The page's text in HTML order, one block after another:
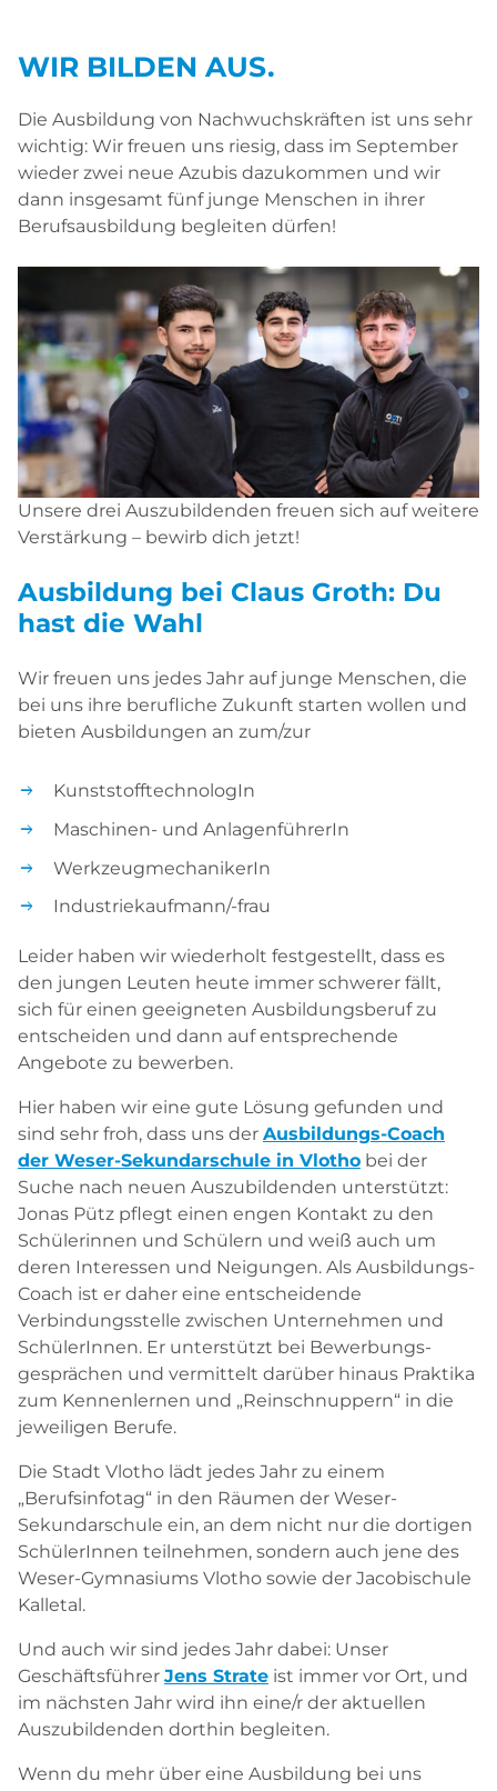
WIR BILDEN AUS.
Die Ausbildung von Nachwuchskräften ist uns sehr
wichtig: Wir freuen uns riesig, dass im September
wieder zwei neue Azubis dazukommen und wir
dann insgesamt fünf junge Menschen in ihrer
Berufsausbildung begleiten dürfen!
Unsere drei Auszubildenden freuen sich auf weitere
Verstärkung – bewirb dich jetzt!
Ausbildung bei Claus Groth: Du
hast die Wahl
Wir freuen uns jedes Jahr auf junge Menschen, die
bei uns ihre berufliche Zukunft starten wollen und
bieten Ausbildungen an zum/zur
KunststofftechnologIn
Maschinen- und AnlagenführerIn
WerkzeugmechanikerIn
Industriekaufmann/-frau
Leider haben wir wiederholt festgestellt, dass es
den jungen Leuten heute immer schwerer fällt,
sich für einen geeigneten Ausbildungsberuf zu
entscheiden und dann auf entsprechende
Angebote zu bewerben.
Hier haben wir eine gute Lösung gefunden und
sind sehr froh, dass uns der Ausbildungs­-Coach
der Weser­-Sekundarschule in Vlotho bei der
Suche nach neuen Auszubildenden unterstützt:
Jonas Pütz pflegt einen engen Kontakt zu den
Schüle­rinnen und Schülern und weiß auch um
deren Interessen und Neigungen. Als Ausbildungs­
Coach ist er daher eine entschei­dende
Verbindungsstelle zwischen Unternehmen und
SchülerInnen. Er unterstützt bei Bewerbungs­
gesprächen und vermittelt darüber hinaus Praktika
zum Kennen­lernen und „Reinschnuppern“ in die
jeweiligen Berufe.
Die Stadt Vlotho lädt jedes Jahr zu einem
„Berufsinfotag“ in den Räumen der Weser­-
Sekundarschule ein, an dem nicht nur die dortigen
SchülerInnen teilnehmen, sondern auch jene des
Weser­-Gymnasiums Vlotho sowie der Jacobischule
Kalletal.
Und auch wir sind jedes Jahr dabei: Unser
Geschäftsführer Jens Strate ist immer vor Ort, und
im nächsten Jahr wird ihn eine/r der aktuellen
Auszubildenden dorthin begleiten.
Wenn du mehr über eine Ausbildung bei uns